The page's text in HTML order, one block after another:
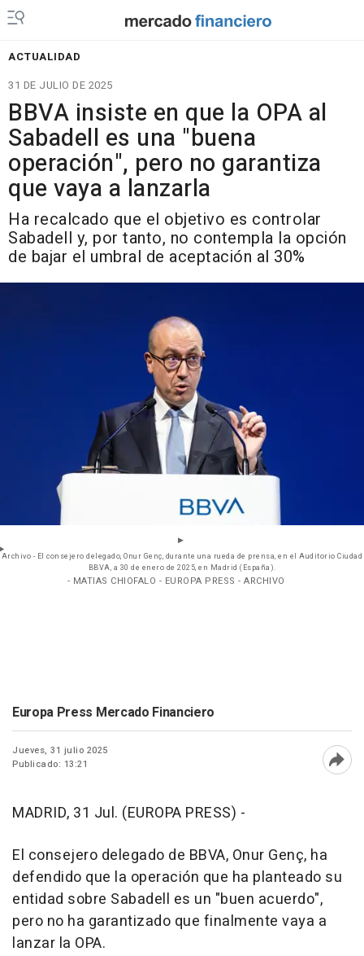
ACTUALIDAD
31 DE JULIO DE 2025
BBVA insiste en que la OPA al
Sabadell es una "buena
operación", pero no garantiza
que vaya a lanzarla
Ha recalcado que el objetivo es controlar
Sabadell y, por tanto, no contempla la opción
de bajar el umbral de aceptación al 30%
Archivo - El consejero delegado, Onur Genç, durante una rueda de prensa, en el Auditorio Ciudad
BBVA, a 30 de enero de 2025, en Madrid (España).
- MATIAS CHIOFALO - EUROPA PRESS - ARCHIVO
Europa Press Mercado Financiero
Jueves, 31 julio 2025
Publicado: 13:21
MADRID, 31 Jul. (EUROPA PRESS) -
El consejero delegado de BBVA, Onur Genç, ha
defendido que la operación que ha planteado su
entidad sobre Sabadell es un "buen acuerdo",
pero no ha garantizado que finalmente vaya a
lanzar la OPA.